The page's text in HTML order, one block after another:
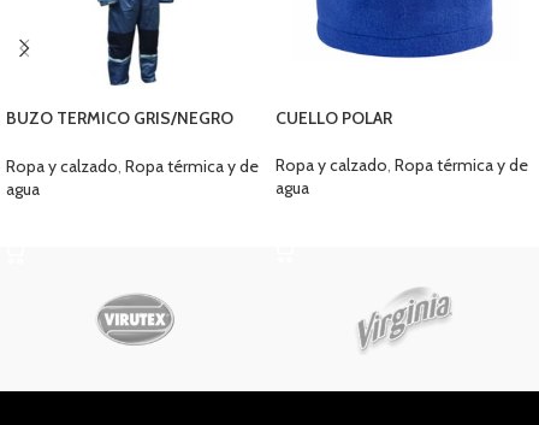
BUZO TERMICO GRIS/NEGRO
Ropa y calzado Ropa térmica y de
agua
CUELLO POLAR
Ropa y calzado, Ropa térmica y de
agua